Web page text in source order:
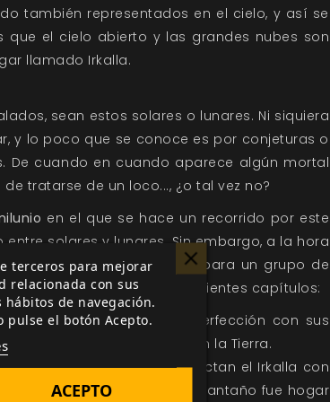
también representados en el cielo, y así se
el cielo abierto y las grandes nubes son
llamado Irkalla.
sean estos solares o lunares. Ni siquiera
y lo poco que se conoce es por conjeturas o
De cuando en cuando aparece algún mortal
tratarse de un loco..., ¿o tal vez no?
en el que se hace un recorrido por este
solares y lunares. Sin embargo, a la hora
que puede ser útil para un grupo de
libro se organiza en los siguientes capítulos:
lugar de orden y perfección con sus
que continúa hoy día en la Tierra.
puertas que conectan el Irkalla con
Monte de la Calavera, que antaño fue hogar
terceros para mejorar
relacionada con sus
de navegación.
pulse el botón Acepto.
ACEPTO